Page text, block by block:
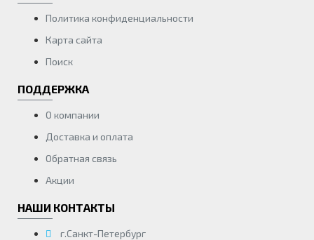
Политика конфиденциальности
Карта сайта
Поиск
ПОДДЕРЖКА
О компании
Доставка и оплата
Обратная связь
Акции
НАШИ КОНТАКТЫ
г.Санкт-Петербург